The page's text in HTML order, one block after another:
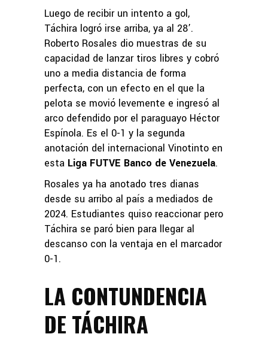
Luego de recibir un intento a gol,
Táchira logró irse arriba, ya al 28’.
Roberto Rosales dio muestras de su
capacidad de lanzar tiros libres y cobró
uno a media distancia de forma
perfecta, con un efecto en el que la
pelota se movió levemente e ingresó al
arco defendido por el paraguayo Héctor
Espínola. Es el 0-1 y la segunda
anotación del internacional Vinotinto en
esta Liga FUTVE Banco de Venezuela.
Rosales ya ha anotado tres dianas
desde su arribo al país a mediados de
2024. Estudiantes quiso reaccionar pero
Táchira se paró bien para llegar al
descanso con la ventaja en el marcador
0-1.
LA CONTUNDENCIA
DE TÁCHIRA